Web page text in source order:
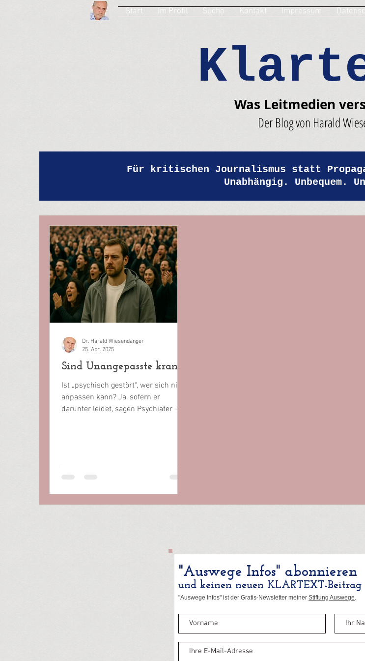
Start Im Profil Suche Kontakt Impressum
Was Leitmedien
Der Blog von Harald
Für kritischen Journalismus statt
Unabhängig. Unbequem.
Sind Unangepasste krank?
Ist „psychisch gestört“, wer sich nicht
anpassen kann? Ja, sofern er
darunter leidet, sagen Psychiater –
Dr. Harald Wiesendanger
25. Apr. 2025
"Auswege Infos" abonnieren
und keinen neuen KLARTEXT-Beitrag
"Auswege Infos" ist der Gratis-Newsletter meiner Stiftung Auswege